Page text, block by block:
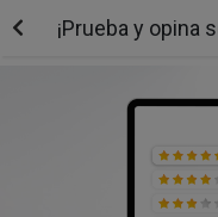
¡Prueba y opina